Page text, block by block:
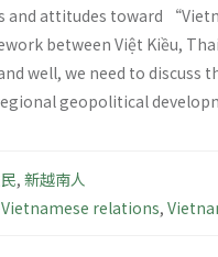
attitudes toward
between Việt Kiều,
well, we need to
geopolitical
, 新越南人
relations,